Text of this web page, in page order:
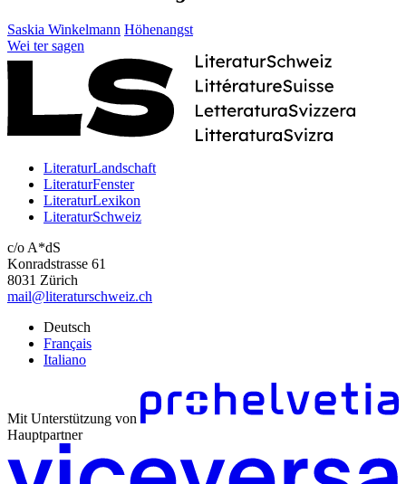
Saskia Winkelmann Höhenangst
Wei ter sagen
LiteraturLandschaft
LiteraturFenster
LiteraturLexikon
LiteraturSchweiz
c/o A*dS
Konradstrasse 61
8031 Zürich
mail@literaturschweiz.ch
Deutsch
Français
Italiano
Mit Unterstützung von
Hauptpartner